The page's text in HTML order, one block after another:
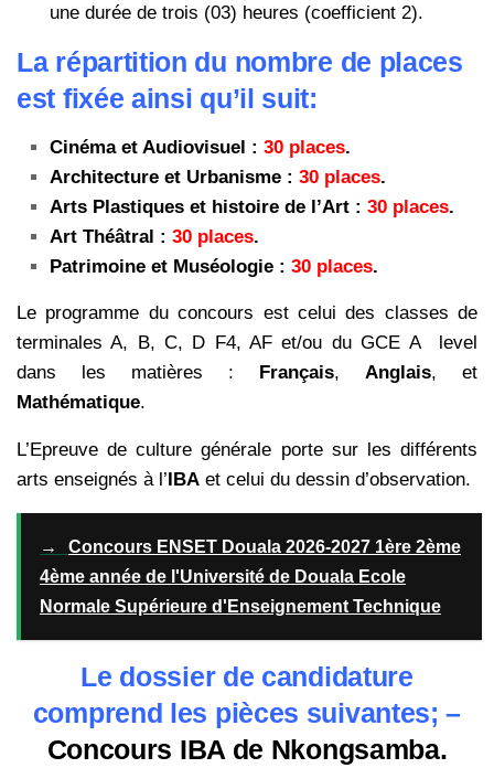
une durée de trois (03) heures (coefficient 2).
La répartition du nombre de places
est fixée ainsi qu’il suit:
Cinéma et Audiovisuel : 30 places.
Architecture et Urbanisme : 30 places.
Arts Plastiques et histoire de l’Art : 30 places.
Art Théâtral : 30 places.
Patrimoine et Muséologie : 30 places.
Le programme du concours est celui des classes de
terminales A, B, C, D F4, AF et/ou du GCE A level
dans les matières : Français, Anglais, et
Mathématique.
L’Epreuve de culture générale porte sur les différents
arts enseignés à l’ IBA et celui du dessin d’observation.
→
Concours ENSET Douala 2026-2027 1ère 2ème
4ème année de l'Université de Douala Ecole
Normale Supérieure d'Enseignement Technique
Le dossier de candidature
comprend les pièces suivantes; –
Concours IBA de Nkongsamba.